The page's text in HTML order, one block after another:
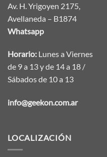
Av. H. Yrigoyen 2175,
Avellaneda – B1874
Whatsapp
Horario: Lunes a Viernes
de 9 a 13 y de 14 a 18 /
Sábados de 10 a 13
info@geekon.com.ar
LOCALIZACIÓN